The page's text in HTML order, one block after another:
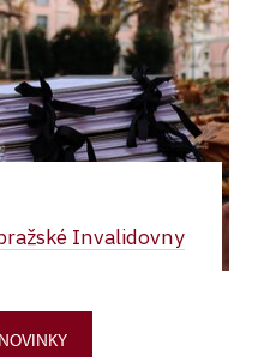
Invalidovny